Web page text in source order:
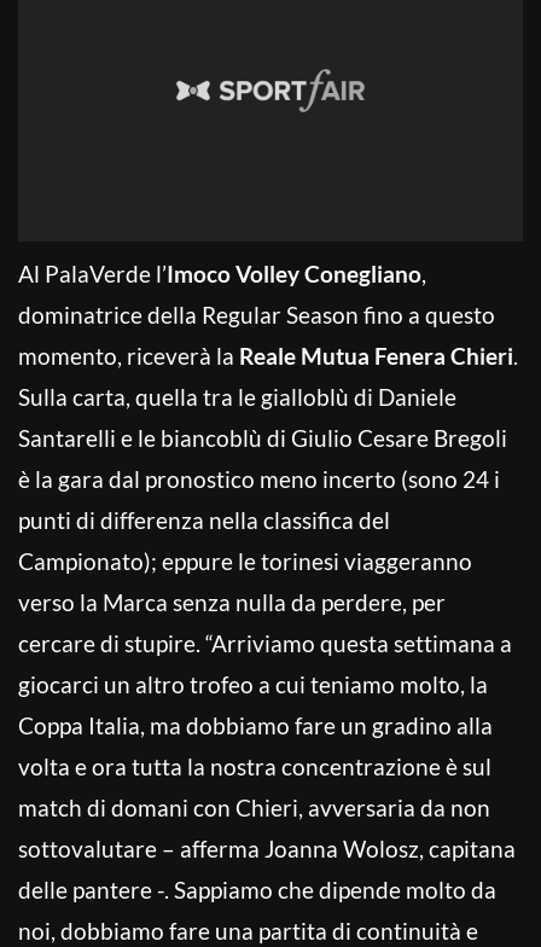
Al PalaVerde l’Imoco Volley Conegliano,
dominatrice della Regular Season fino a questo
momento, riceverà la Reale Mutua Fenera Chieri.
Sulla carta, quella tra le gialloblù di Daniele
Santarelli e le biancoblù di Giulio Cesare Bregoli
è la gara dal pronostico meno incerto (sono 24 i
punti di differenza nella classifica del
Campionato); eppure le torinesi viaggeranno
verso la Marca senza nulla da perdere, per
cercare di stupire. “Arriviamo questa settimana a
giocarci un altro trofeo a cui teniamo molto, la
Coppa Italia, ma dobbiamo fare un gradino alla
volta e ora tutta la nostra concentrazione è sul
match di domani con Chieri, avversaria da non
sottovalutare – afferma Joanna Wolosz, capitana
delle pantere -. Sappiamo che dipende molto da
noi, dobbiamo fare una partita di continuità e